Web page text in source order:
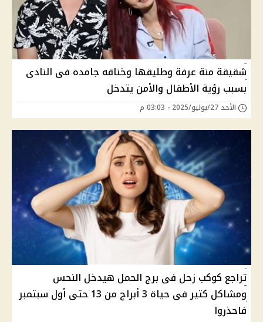
شقيقة منة عرفة وطليقها وخناقه جامده فى النادى
بسبب رؤية الأطفال والأمن يتدخل
الأحد 27/يوليو/2025 - 03:03 م
تراجع كوكب زحل فى برج الحمل هيدخل النحس
ومشاكل كتير فى حياة 3 أبراج من 13 حتى أول سبتمبر
فاحذروا